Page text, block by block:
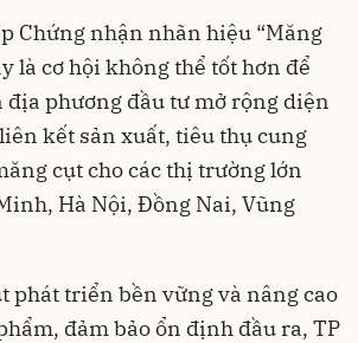
Chứng nhận nhãn hiệu “Măng
là cơ hội không thể tốt hơn để
địa phương đầu tư mở rộng diện
kết sản xuất, tiêu thụ cung
cụt cho các thị trường lớn
Hà Nội, Đồng Nai, Vũng
phát triển bền vững và nâng cao
đảm bảo ổn định đầu ra, TP